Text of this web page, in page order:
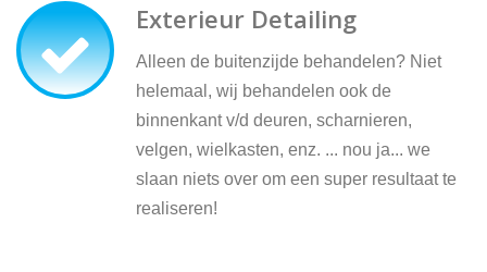
Exterieur Detailing
Alleen de buitenzijde behandelen? Niet
helemaal, wij behandelen ook de
binnenkant v/d deuren, scharnieren,
velgen, wielkasten, enz. ... nou ja... we
slaan niets over om een super resultaat te
realiseren!